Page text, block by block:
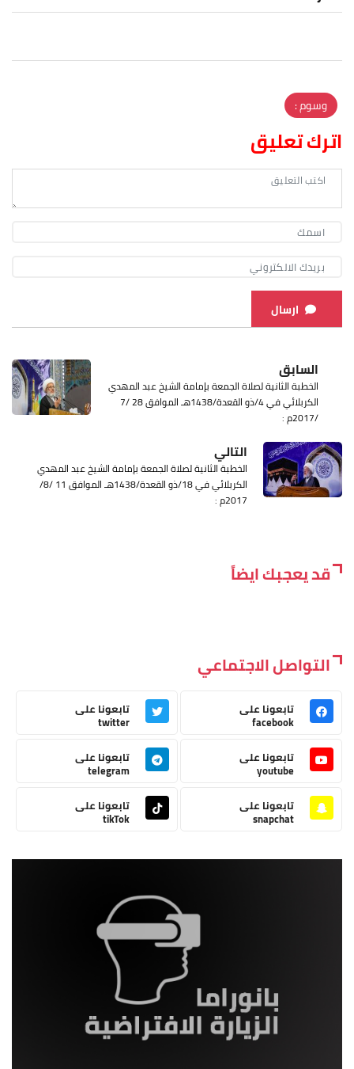
وسوم :
اترك تعليق
ارسال
السابق
الخطبة الثانية لصلاة الجمعة بإمامة الشيخ عبد المهدي
الكربلائي في 4/ذو القعدة/1438هـ الموافق 28 /7
/2017م :
التالي
الخطبة الثانية لصلاة الجمعة بإمامة الشيخ عبد المهدي
الكربلائي في 18/ذو القعدة/1438هـ الموافق 11 /8/
2017م :
قد يعجبك ايضاً
التواصل الاجتماعي
تابعونا على
facebook
تابعونا على
twitter
تابعونا على
youtube
تابعونا على
telegram
تابعونا على
snapchat
تابعونا على
tikTok